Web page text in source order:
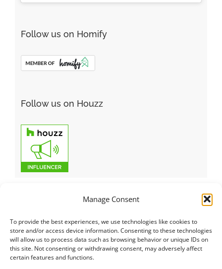
Manage Consent
To provide the best experiences, we use technologies like cookies to
store and/or access device information. Consenting to these technologies
will allow us to process data such as browsing behavior or unique IDs on
this site. Not consenting or withdrawing consent, may adversely affect
certain features and functions.
Follow us on Homify
Follow us on Houzz
Italiano Русский | English | Français Deutsch العربية 汉语
Čeština|Dansk|Dutch |Español|Català|Ελληνικά|日本語|
Norsk|Polski|Português|